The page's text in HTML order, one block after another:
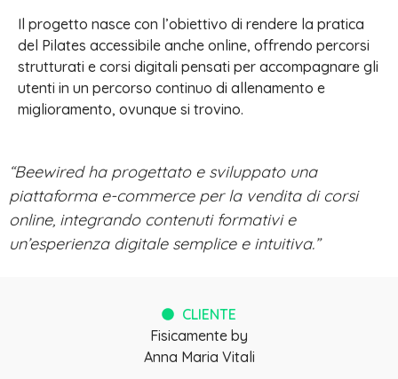
Il progetto nasce con l’obiettivo di rendere la pratica
del Pilates accessibile anche online, offrendo percorsi
strutturati e corsi digitali pensati per accompagnare gli
utenti in un percorso continuo di allenamento e
miglioramento, ovunque si trovino.
“Beewired ha progettato e sviluppato una
piattaforma e-commerce per la vendita di corsi
online, integrando contenuti formativi e
un’esperienza digitale semplice e intuitiva.”
CLIENTE
Fisicamente by
Anna Maria Vitali